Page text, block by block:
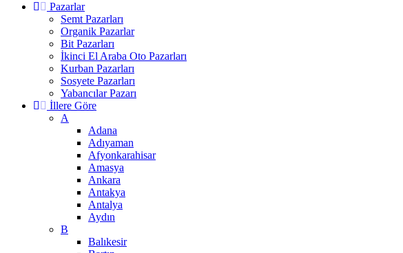
Pazarlar
Semt Pazarları
Organik Pazarlar
Bit Pazarları
İkinci El Araba Oto Pazarları
Kurban Pazarları
Sosyete Pazarları
Yabancılar Pazarı
İllere Göre
A
Adana
Adıyaman
Afyonkarahisar
Amasya
Ankara
Antakya
Antalya
Aydın
B
Balıkesir